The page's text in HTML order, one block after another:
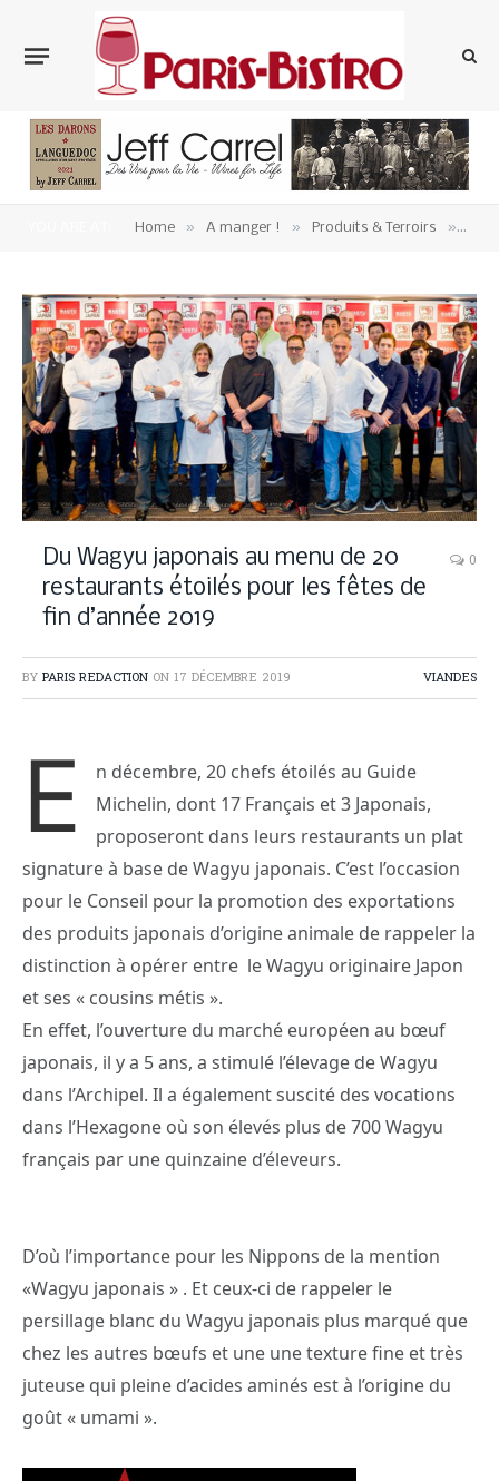
Home » A manger ! » Produits & Terroirs »
Du Wagyu japonais au menu de 20
restaurants étoilés pour les fêtes de
fin d’année 2019
0
BY PARIS REDACTION ON 17 DÉCEMBRE 2019 VIANDES
E
n décembre, 20 chefs étoilés au Guide
Michelin, dont 17 Français et 3 Japonais,
proposeront dans leurs restaurants un plat
signature à base de Wagyu japonais. C’est l’occasion
pour le Conseil pour la promotion des exportations
des produits japonais d’origine animale de rappeler la
distinction à opérer entre le Wagyu originaire Japon
et ses « cousins métis ».
En effet, l’ouverture du marché européen au bœuf
japonais, il y a 5 ans, a stimulé l’élevage de Wagyu
dans l’Archipel. Il a également suscité des vocations
dans l’Hexagone où son élevés plus de 700 Wagyu
français par une quinzaine d’éleveurs.
D’où l’importance pour les Nippons de la mention
«Wagyu japonais » . Et ceux-ci de rappeler le
persillage blanc du Wagyu japonais plus marqué que
chez les autres bœufs et une une texture fine et très
juteuse qui pleine d’acides aminés est à l’origine du
goût « umami ».